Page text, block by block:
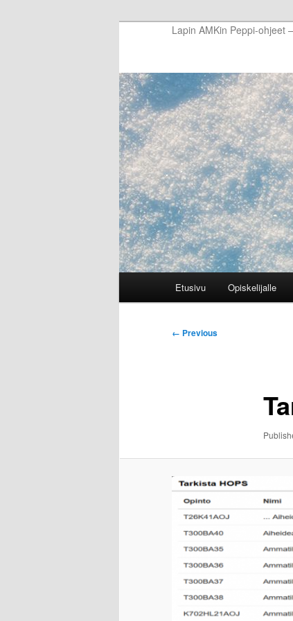
Lapin AMKin Peppi-ohjeet
Etusivu Opiskelijalle
Image
← Previous